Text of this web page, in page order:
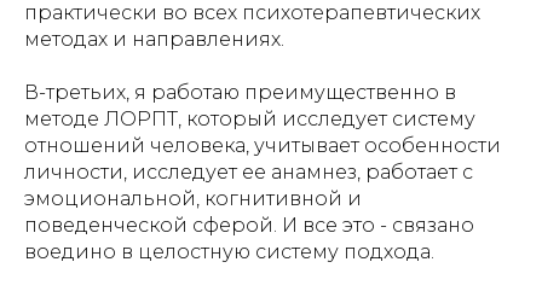
практически во всех психотерапевтических
методах и направлениях.
В-третьих, я работаю преимущественно в
методе ЛОРПТ, который исследует систему
отношений человека, учитывает особенности
личности, исследует ее анамнез, работает с
эмоциональной, когнитивной и
поведенческой сферой. И все это - связано
воедино в целостную систему подхода.